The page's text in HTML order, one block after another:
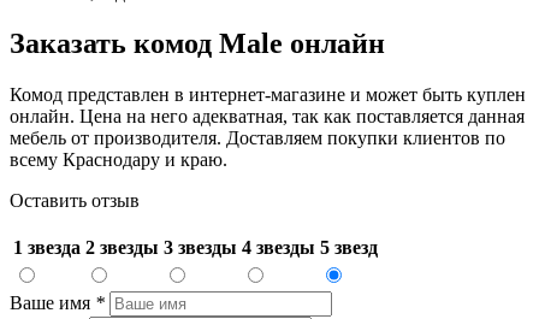
Заказать комод Male онлайн
Комод представлен в интернет-магазине и может быть куплен
онлайн. Цена на него адекватная, так как поставляется данная
мебель от производителя. Доставляем покупки клиентов по
всему Краснодару и краю.
Оставить отзыв
1 звезда 2 звезды 3 звезды 4 звезды 5 звезд
Ваше имя *